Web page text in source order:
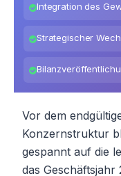
Integration des
Strategischer
Vor dem
Konzernstruktur
gespannt auf die
das Geschäftsjahr